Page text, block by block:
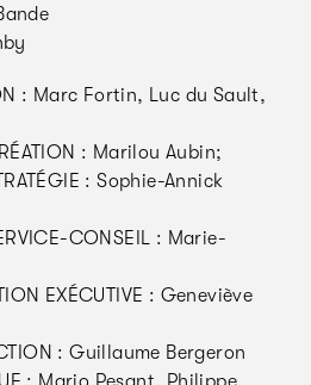
: Marc Fortin, Luc du Sault,
: Marilou Aubin;
: Sophie-Annick
CONSEIL : Marie-
EXÉCUTIVE : Geneviève
: Guillaume Bergeron